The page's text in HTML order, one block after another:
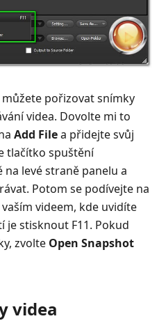
pořizovat snímky
videa. Dovolte mi to
Add Filea přidejte svůj
tlačítko spuštění
levé straně panelu a
Potom se podívejte na
videem, kde uvidíte
je stisknout F11. Pokud
zvolte Open Snapshot
videa